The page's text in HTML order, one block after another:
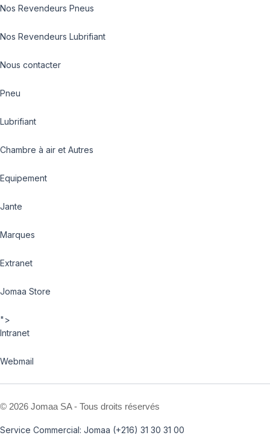
Nos Revendeurs Pneus
Nos Revendeurs Lubrifiant
Nous contacter
Pneu
Lubrifiant
Chambre à air et Autres
Equipement
Jante
Marques
Extranet
Jomaa Store
">
Intranet
Webmail
© 2026 Jomaa SA - Tous droits réservés
Service Commercial: Jomaa (+216) 31 30 31 00